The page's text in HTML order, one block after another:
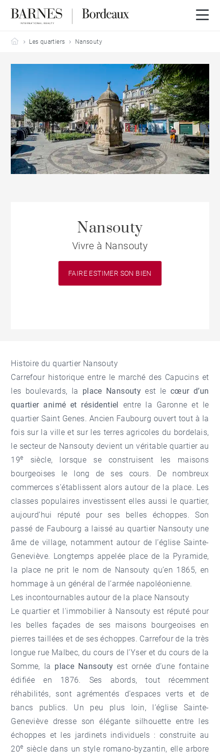
Barnes Bordeaux
Les quartiers Nansouty
Nansouty
Vivre à Nansouty
FAIRE ESTIMER SON BIEN
Histoire du quartier Nansouty
Carrefour historique entre le marché des Capucins et
les boulevards, la place Nansouty est lecœur d’un
quartier animé et résidentiel entre la Garonne et le
quartier Saint Genes. Ancien Faubourg ouvert tout à la
fois sur la ville et sur les terres agricoles du bordelais,
le secteur de Nansouty devient un véritable quartier au
19e
siècle, lorsque se construisent les maisons
bourgeoises le long de ses cours. De nombreux
commerces s’établissent alors autour de la place. Les
classes populaires investissent elles aussi le quartier,
aujourd’hui réputé pour ses belles échoppes. Son
passé de Faubourg a laissé au quartier Nansouty une
âme de village, notamment autour de l’église Sainte-
Geneviève. Longtemps appelée place de la Pyramide,
la place ne prit le nom de Nansouty qu’en 1865, en
hommage à un général de l’armée napoléonienne.
Les incontournables autour de la place Nansouty
Le quartier et l'immobilier à Nansouty est réputé pour
les belles façades de ses maisons bourgeoises en
pierres taillées et de ses échoppes. Carrefour de la très
longue rue Malbec, du cours de l’Yser et du cours de la
Somme, la place Nansouty est ornée d’une fontaine
édifiée en 1876. Ses abords, tout récemment
réhabilités, sont agrémentés d’espaces verts et de
bancs publics. Un peu plus loin, l’église Sainte-
Geneviève dresse son élégante silhouette entre les
échoppes et les jardinets individuels : construite au
20e siècle dans un style romano-byzantin, elle arbore